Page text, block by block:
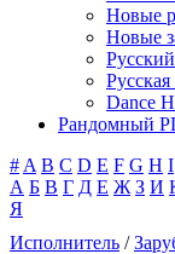
Новые
Новые
Dance
Рандомный
# A B C D E F G H I
А Б В Г Д Е Ж З И
Я
Исполнитель /